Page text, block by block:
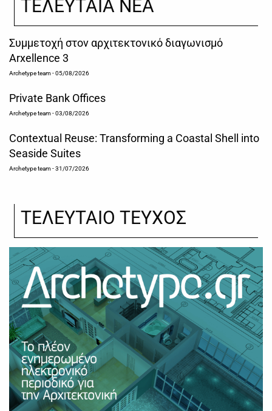
ΤΕΛΕΥΤΑΙΑ ΝΕΑ
Συμμετοχή στον αρχιτεκτονικό διαγωνισμό
Arxellence 3
Archetype team- 05/08/2026
Private Bank Offices
Archetype team- 03/08/2026
Contextual Reuse: Transforming a Coastal Shell into
Seaside Suites
Archetype team- 31/07/2026
ΤΕΛΕΥΤΑΙΟ ΤΕΥΧΟΣ